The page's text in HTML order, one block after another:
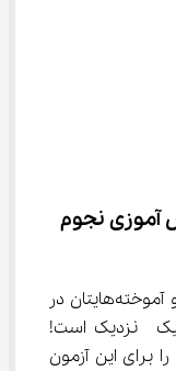
آموزی نجوم
لحظه‌ی موعود برای محک زدن دانش و آموخته‌هایتان در
نزدیک است!
را برای این آزمون